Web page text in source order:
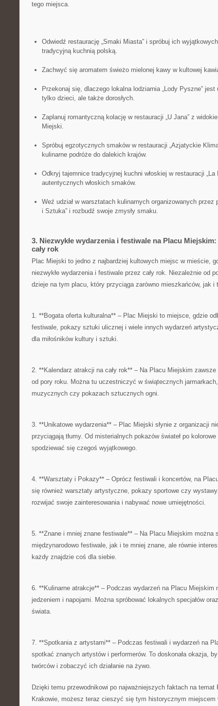
tego miejsca.
Odwiedź restaurację „Smaki⁤ Miasta” i spróbuj ich
tradycyjną kuchnią polską.
Zachwyć się aromatem ⁢świeżo mielonej kawy w kultowej⁢
Przekonaj się, dlaczego lokalna lodziarnia⁢ „Lody Pyszne”
tylko dzieci, ale ‍także dorosłych.
Zaplanuj romantyczną kolację w restauracji „U⁣ Jana” z
Miejski.
Spróbuj egzotycznych smaków w restauracji „Azjatyckie
kulinarne ​podróże do dalekich krajów.
Odkryj tajemnice tradycyjnej kuchni włoskiej w restauracji
autentycznych włoskich smaków.
Weź​ udział w ​warsztatach kulinarnych organizowanych przez
i Sztuka” i rozbudź swoje zmysły smaku.
3. Niezwykłe wydarzenia i ​festiwale na Placu⁢
‍cały rok
Plac Miejski to ⁢jedno z najbardziej ‍kultowych miejsc w​ mieście,
niezwykłe ⁤wydarzenia i festiwale ⁣przez cały rok. ‍Niezależnie ​od
dzieje na tym⁤ placu, który przyciąga zarówno mieszkańców, jak i
1. **Bogata‌ oferta kulturalna** – Plac Miejski to miejsce, gdzie
festiwale, pokazy sztuki‌ ulicznej ‌i wiele innych wydarzeń⁢
dla miłośników kultury i sztuki.
2.⁤ **Kalendarz atrakcji ⁣na cały ‍rok** – Na Placu Miejskim
od pory roku. Można tu uczestniczyć w świątecznych
muzycznych czy ‌pokazach sztucznych‍ ogni.
3. **Unikatowe wydarzenia** – Plac Miejski słynie z organizacji⁤
przyciągają tłumy. Od misterialnych pokazów świateł po‍
spodziewać się czegoś wyjątkowego.
4. **Warsztaty i ‍Pokazy** – Oprócz festiwali i koncertów, na
się również warsztaty artystyczne, pokazy sportowe czy
rozwijać‌ swoje zainteresowania i nabywać nowe umiejętności.
5. **Znane i mniej ‍znane​ festiwale** – Na Placu Miejskim można
międzynarodowo festiwale, jak i te mniej znane, ‍ale równie
każdy ⁤znajdzie coś dla siebie.
6. **Kulinarne atrakcje** – Podczas wydarzeń na Placu Miejskim
jedzeniem i napojami. Można spróbować lokalnych specjałów
świata.
7. **Spotkania z artystami** – Podczas festiwali i wydarzeń na
spotkać⁣ znanych artystów i performerów. To doskonała ⁤okazja,
twórców i zobaczyć ich⁢ działanie na ‌żywo.
Dzięki temu⁢ przewodnikowi po⁣ najważniejszych faktach ​na temat
Krakowie, możesz teraz cieszyć się tym historycznym miejscem